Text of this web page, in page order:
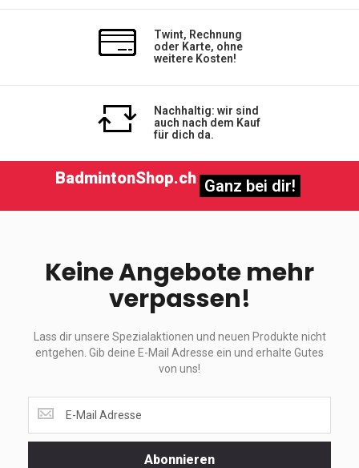
Twint, Rechnung
oder Karte, ohne
weitere Kosten!
Nachhaltig: wir sind
auch nach dem Kauf
für dich da.
BadmintonShop.ch Ganz bei dir!
Keine Angebote mehr
verpassen!
Lass dir unsere Spezialaktionen und neuen Produkte nicht
entgehen. Gib deine E-Mail Adresse ein und erhalte Gutes
von uns!
dir
unsere
Abonnieren